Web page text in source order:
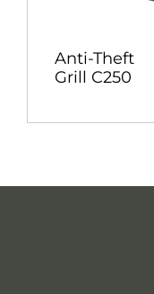
Anti-Theft
Grill C250